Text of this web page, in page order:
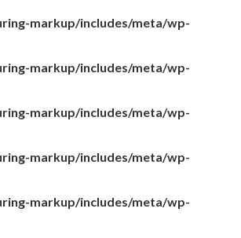
markup/includes/meta/wp-
markup/includes/meta/wp-
markup/includes/meta/wp-
markup/includes/meta/wp-
markup/includes/meta/wp-